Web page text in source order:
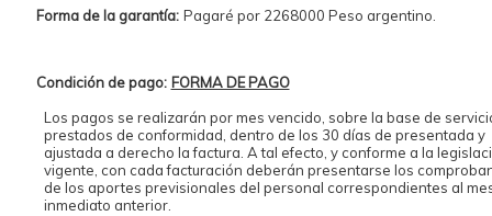
Forma de la garantía: Pagaré por 2268000 Peso argentino.
Condición de pago: FORMA DE PAGO
Los pagos se realizarán por mes vencido, sobre la base de
prestados de conformidad, dentro de los 30 días de presentada y
ajustada a derecho la factura. A tal efecto, y conforme a la
vigente, con cada facturación deberán presentarse los
de los aportes previsionales del personal correspondientes al
inmediato anterior.